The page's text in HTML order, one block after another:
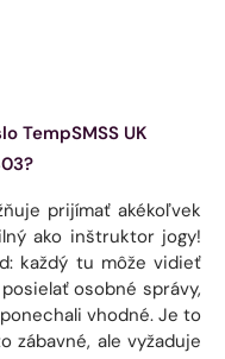
TempSMSS UK
prijímať akékoľvek
ako inštruktor jogy!
každý tu môže vidieť
osobné správy,
vhodné. Je to
zábavné, ale vyžaduje